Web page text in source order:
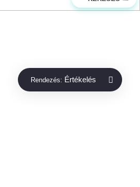
Rendezés: Értékelés